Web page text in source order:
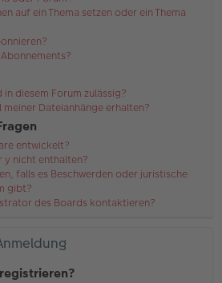
auf ein Thema setzen oder ein Thema
diesem Forum zulässig?
Dateianhänge erhalten?
entwickelt?
y nicht enthalten?
falls es Beschwerden oder juristische
gibt?
des Boards kontaktieren?